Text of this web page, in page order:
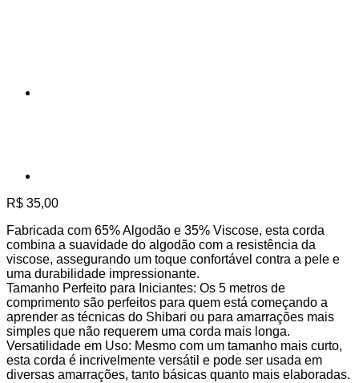
R$ 35,00
Fabricada com 65% Algodão e 35% Viscose, esta corda
combina a suavidade do algodão com a resistência da
viscose, assegurando um toque confortável contra a pele e
uma durabilidade impressionante.
Tamanho Perfeito para Iniciantes: Os 5 metros de
comprimento são perfeitos para quem está começando a
aprender as técnicas do Shibari ou para amarrações mais
simples que não requerem uma corda mais longa.
Versatilidade em Uso: Mesmo com um tamanho mais curto,
esta corda é incrivelmente versátil e pode ser usada em
diversas amarrações, tanto básicas quanto mais elaboradas.